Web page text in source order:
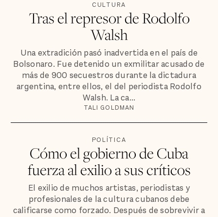
CULTURA
Tras el represor de Rodolfo
Walsh
Una extradición pasó inadvertida en el país de
Bolsonaro. Fue detenido un exmilitar acusado de
más de 900 secuestros durante la dictadura
argentina, entre ellos, el del periodista Rodolfo
Walsh. La ca...
TALI GOLDMAN
POLÍTICA
Cómo el gobierno de Cuba
fuerza al exilio a sus críticos
El exilio de muchos artistas, periodistas y
profesionales de la cultura cubanos debe
calificarse como forzado. Después de sobrevivir a